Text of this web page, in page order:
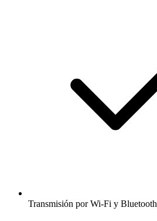
Transmisión por Wi-Fi y Bluetooth